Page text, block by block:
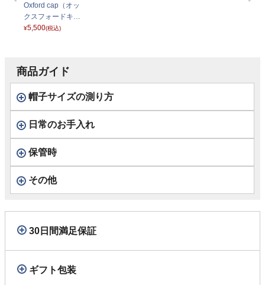
Oxford cap（オッ
クスフォードキャ
ップ） ナチュラル
¥5,500(税込)
商品ガイド
帽子サイズの測り方
日常のお手入れ
保管時
その他
30日間満足保証
ギフト包装